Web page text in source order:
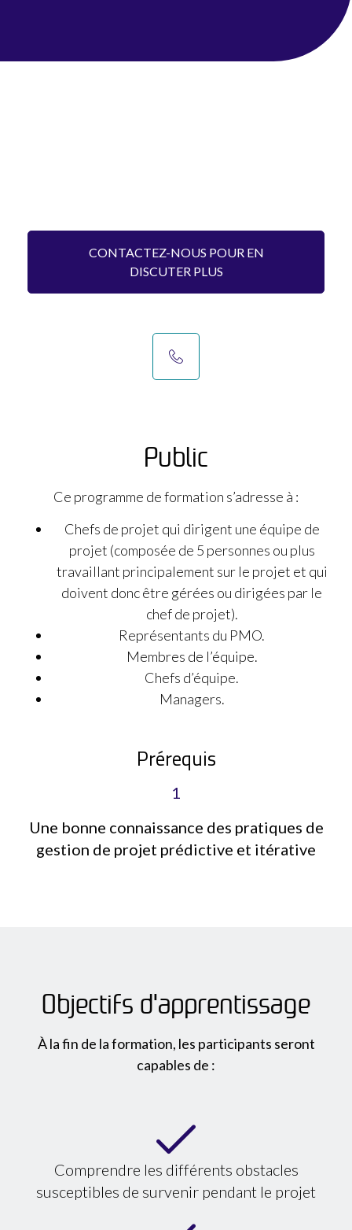
CONTACTEZ-NOUS POUR EN
DISCUTER PLUS
Public​
Ce programme de formation s’adresse à :
Chefs de projet qui dirigent une équipe de
projet (composée de 5 personnes ou plus
travaillant principalement sur le projet et qui
doivent donc être gérées ou dirigées par le
chef de projet).
Représentants du PMO.
Membres de l’équipe.
Chefs d’équipe.
Managers.
Prérequis​
1
Une bonne connaissance des pratiques de
gestion de projet prédictive et itérative
Objectifs d'apprentissage
À la fin de la formation, les participants seront
capables de :
Comprendre les différents obstacles
susceptibles de survenir pendant le projet